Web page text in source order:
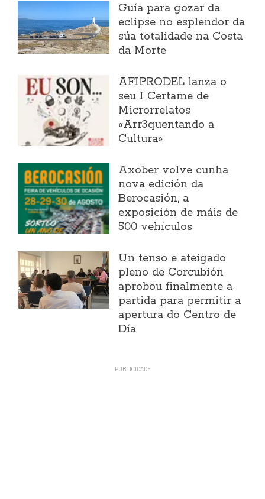
Guía para gozar da
eclipse no esplendor da
súa totalidade na Costa
da Morte
AFIPRODEL lanza o
seu I Certame de
Microrrelatos
«Arr3quentando a
Cultura»
Axober volve cunha
nova edición da
Berocasión, a
exposición de máis de
500 vehículos
Un tenso e ateigado
pleno de Corcubión
aprobou finalmente a
partida para permitir a
apertura do Centro de
Día